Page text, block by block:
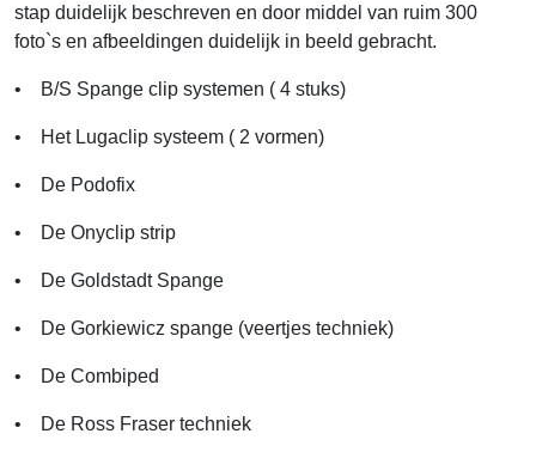
stap duidelijk beschreven en door middel van ruim 300
foto`s en afbeeldingen duidelijk in beeld gebracht.
• B/S Spange clip systemen ( 4 stuks)
• Het Lugaclip systeem ( 2 vormen)
• De Podofix
• De Onyclip strip
• De Goldstadt Spange
• De Gorkiewicz spange (veertjes techniek)
• De Combiped
• De Ross Fraser techniek